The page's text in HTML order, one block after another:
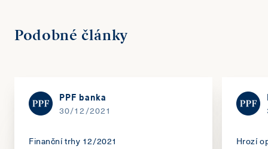
Podobné články
PPF banka
30/12/2021
Finanční trhy 12/2021 Hrozí